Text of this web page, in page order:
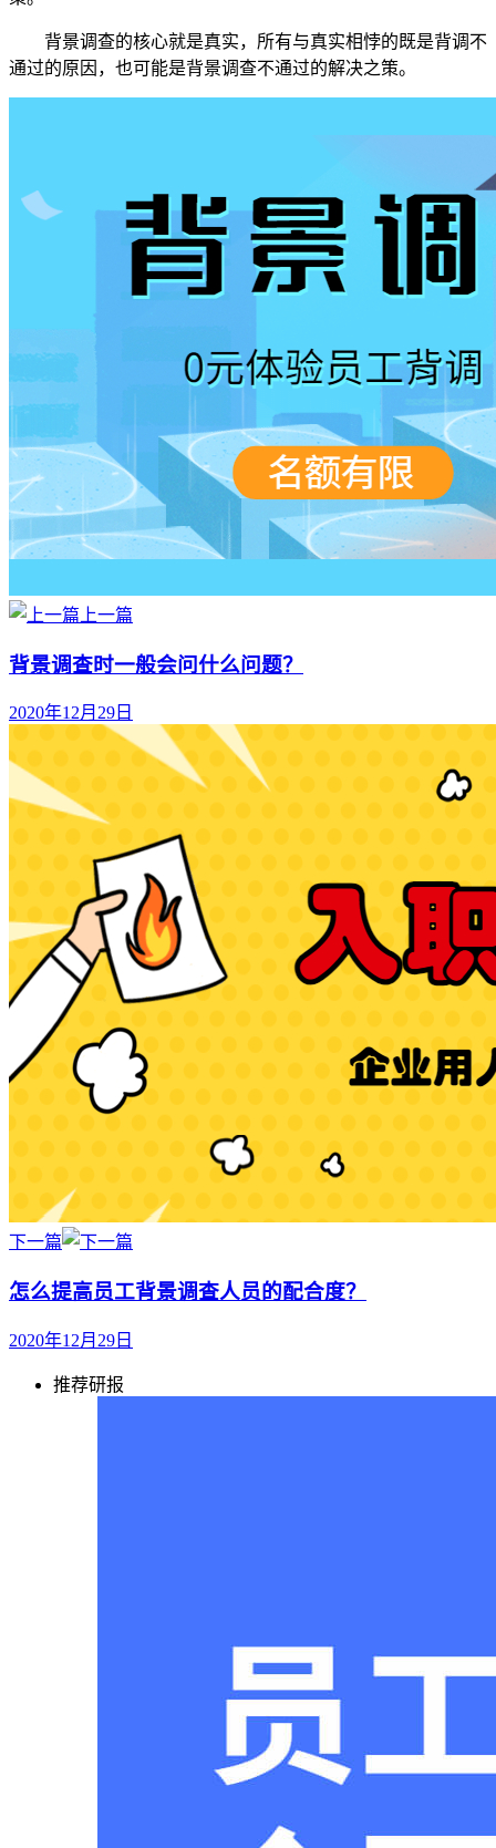
背景调查的核心就是真实，所有与真实相悖的既是背调不
通过的原因，也可能是背景调查不通过的解决之策。
上一篇
背景调查时一般会问什么问题？
2020年12月29日
下一篇
怎么提高员工背景调查人员的配合度？
2020年12月29日
推荐研报